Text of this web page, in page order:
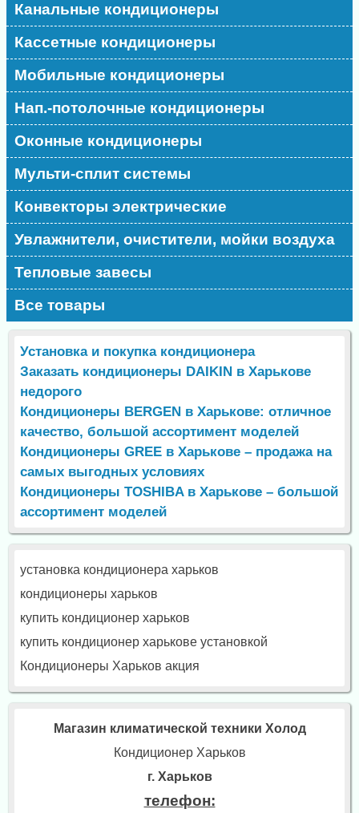
Канальные кондиционеры
Кассетные кондиционеры
Мобильные кондиционеры
Нап.-потолочные кондиционеры
Оконные кондиционеры
Мульти-сплит системы
Конвекторы электрические
Увлажнители, очистители, мойки воздуха
Тепловые завесы
Все товары
Установка и покупка кондиционера
Заказать кондиционеры DAIKIN в Харькове
недорого
Кондиционеры BERGEN в Харькове: отличное
качество, большой ассортимент моделей
Кондиционеры GREE в Харькове – продажа на
самых выгодных условиях
Кондиционеры TOSHIBA в Харькове – большой
ассортимент моделей
установка кондиционера харьков
кондиционеры харьков
купить кондиционер харьков
купить кондиционер харькове установкой
Кондиционеры Харьков акция
Магазин климатической техники Холод
Кондиционер Харьков
г. Харьков
телефон: